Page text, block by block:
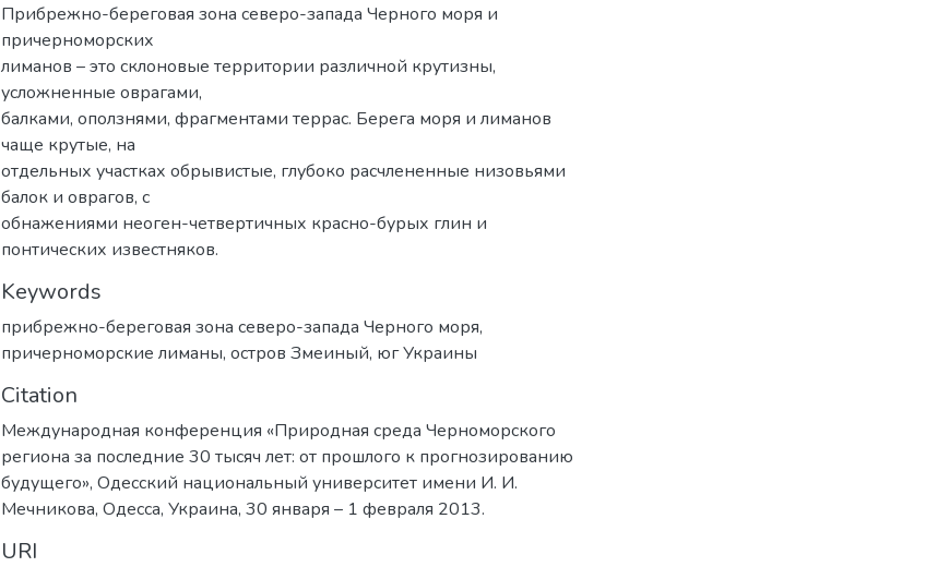
Прибрежно-береговая зона северо-запада Черного моря и
причерноморских
лиманов – это склоновые территории различной крутизны,
усложненные оврагами,
балками, оползнями, фрагментами террас. Берега моря и лиманов
чаще крутые, на
отдельных участках обрывистые, глубоко расчлененные низовьями
балок и оврагов, с
обнажениями неоген-четвертичных красно-бурых глин и
понтических известняков.
Keywords
прибрежно-береговая зона северо-запада Черного моря,
причерноморские лиманы, остров Змеиный, юг Украины
Citation
Международная конференция «Природная среда Черноморского
региона за последние 30 тысяч лет: от прошлого к прогнозированию
будущего», Одесский национальный университет имени И. И.
Мечникова, Одесса, Украина, 30 января – 1 февраля 2013.
URI